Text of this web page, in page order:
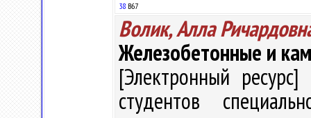
38 В67
Волик, Алла
Железобетонные и
[Электронный
студентов